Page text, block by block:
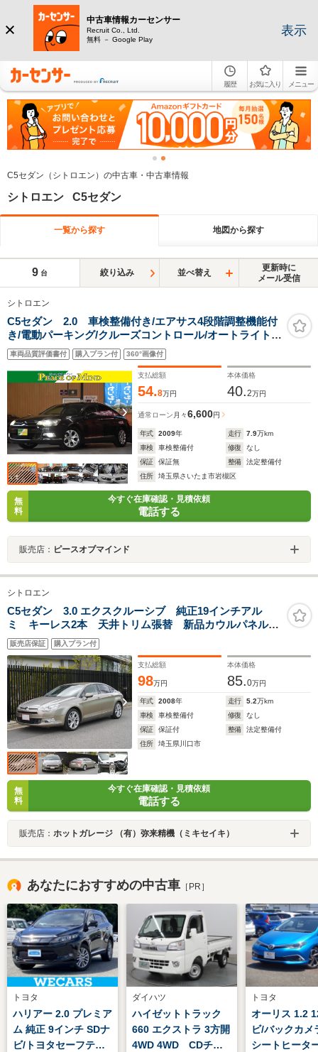
中古車情報カーセンサー
Recruit Co., Ltd.
無料 － Google Play
表示
履歴 お気に入り メニュー
C5セダン（シトロエン）の中古車・中古車情報
シトロエン C5セダン
一覧から探す 地図から探す
9 台 絞り込み 並べ替え
更新時に
メール受信
シトロエン
C5セダン 2.0 車検整備付き/エアサス4段階調整機能付
き/電動パーキング/クルーズコントロール/オートライト/
マニュアルモード/キーレス/前後コーナーセンサー/純正
17AW6分山/革巻きハンドル/ウインカーミラー/オールオ
ートP/W/AAC
車両品質評価書付 購入プラン付 360°画像付
支払総額
54.8万円
本体価格
40.2万円
通常ローン 月々6,600円
年式 2009年 走行 7.9万km
車検
車検整備付 修復
なし
保証
保証無 整備
法定整備付
住所
埼玉県さいたま市岩槻区
無
料
今すぐ在庫確認・見積依頼
電話する
販売店： ピースオブマインド
シトロエン
C5セダン 3.0 エクスクルーシブ 純正19インチアル
ミ キーレス2本 天井トリム張替 新品カウルパネル
ホイールナットキャップ ドアトリムベタ付き除去&再塗
装 ヘッドライト&ボディーコーティング
販売店保証 購入プラン付
支払総額
98万円
本体価格
85.0万円
年式 2008年 走行 5.2万km
車検
車検整備付 修復
なし
保証
保証付 整備
法定整備付
住所
埼玉県川口市
無
料
今すぐ在庫確認・見積依頼
電話する
販売店： ホットガレージ （有）弥来精機（ミキセイキ）
あなたにおすすめの中古車 ［PR］
トヨタ
ハリアー 2.0 プレミア
ム 純正 9インチ SDナ
ビ/トヨタセーフティ
ダイハツ
ハイゼットトラック
660 エクストラ 3方開
4WD 4WD CDチュ
トヨタ
オーリス 1.2
ビ/バックカメ
シートヒータ